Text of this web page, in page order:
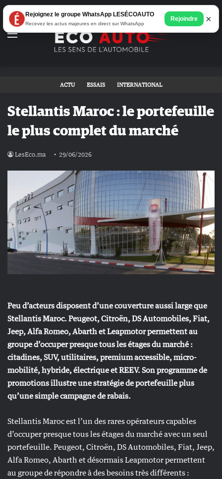
Menu
ACTU ESSAIS INTERNATIONAL
Stellantis Maroc : le portefeuille
le plus complet du marché
LesEco.ma 29/06/2026
Peu d’acteurs disposent d’une couverture aussi large que
Stellantis Maroc. Peugeot, Citroën, DS Automobiles, Fiat,
Jeep, Alfa Romeo, Abarth et Leapmotor permettent au
groupe d’occuper presque tous les étages du marché :
citadines, SUV, utilitaires, premium accessible, micro-
mobilité, hybride, électrique et REEV. Son programme de
promotions illustre une stratégie de portefeuille plus
qu’une simple campagne de rabais.
Stellantis Maroc est l’un des rares opérateurs capables
d’occuper presque tous les étages du marché avec un seul
portefeuille. Peugeot, Citroën, DS Automobiles, Fiat, Jeep,
Alfa Romeo, Abarth et désormais Leapmotor permettent
au groupe de répondre à des besoins très différents :
Rejoignez le groupe WhatsApp LESÉCOAUTO
Recevez les actus majeures en direct sur WhatsApp
Rejoindre ×